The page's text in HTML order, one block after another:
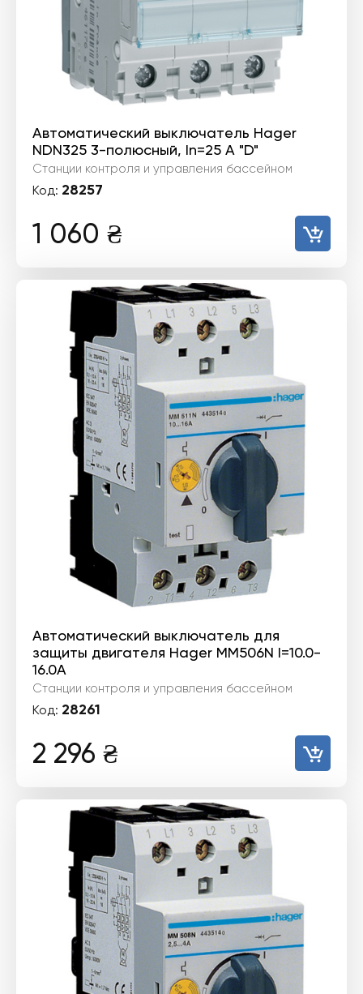
Автоматический выключатель Hager
NDN325 3-полюсный, In=25 А "D"
Станции контроля и управления бассейном
Код: 28257
1 060 ₴
Автоматический выключатель для
защиты двигателя Hager MM506N I=10.0-
16.0А
Станции контроля и управления бассейном
Код: 28261
2 296 ₴